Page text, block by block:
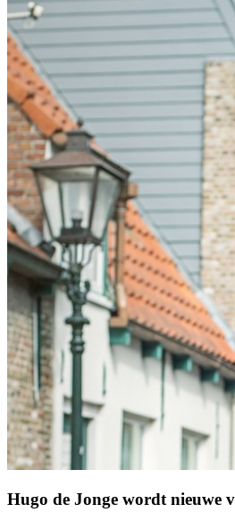
Hugo de Jonge wordt nieuwe